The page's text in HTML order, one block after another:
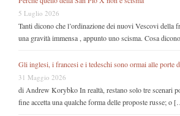
5 Luglio 2026
Tanti dicono che l’ordinazione dei nuovi Vescovi della
una gravità immensa , appunto uno scisma. Cosa
Gli inglesi, i francesi e i tedeschi sono ormai alle porte
31 Maggio 2026
di Andrew Korybko In realtà, restano solo tre scenari
fine accetta una qualche forma delle proposte russe; o